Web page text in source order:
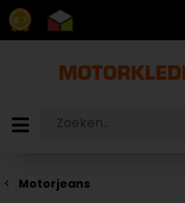
8.7
Motorjeans